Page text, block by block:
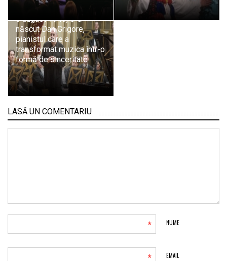
6 august 1943, s-a
născut Dan Grigore,
pianistul care a
transformat muzica într-o
formă de sinceritate
LASĂ UN COMENTARIU
NUME
*
EMAIL